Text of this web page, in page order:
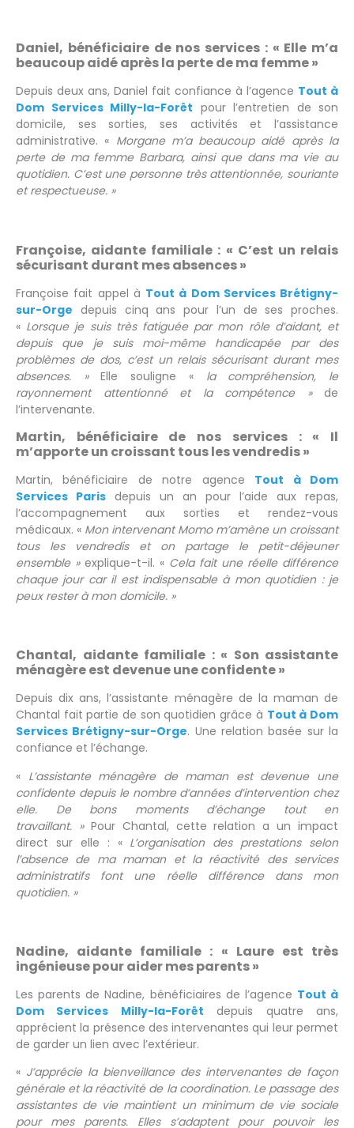
Daniel, bénéficiaire de nos services : « Elle m’a
beaucoup aidé après la perte de ma femme »
Depuis deux ans, Daniel fait confiance à l’agence Tout à
Dom Services Milly-la-Forêt pour l’entretien de son
domicile, ses sorties, ses activités et l’assistance
administrative. « Morgane m’a beaucoup aidé après la
perte de ma femme Barbara, ainsi que dans ma vie au
quotidien. C’est une personne très attentionnée, souriante
et respectueuse. »
Françoise, aidante familiale : « C’est un relais
sécurisant durant mes absences »
Françoise fait appel à Tout à Dom Services Brétigny-
sur-Orge depuis cinq ans pour l’un de ses proches.
« Lorsque je suis très fatiguée par mon rôle d’aidant, et
depuis que je suis moi-même handicapée par des
problèmes de dos, c’est un relais sécurisant durant mes
absences. »Elle souligne « la
compréhension, le
rayonnement attentionné et la compétence »de
l’intervenante.
Martin, bénéficiaire de nos services : « Il
m’apporte un croissant tous les vendredis »
Martin, bénéficiaire de notre agence Tout à Dom
Services Paris depuis un an pour l’aide aux repas,
l’accompagnement aux sorties et rendez-vous
médicaux. « Mon intervenant Momo m’amène un croissant
tous les vendredis et on partage le petit-déjeuner
ensemble »explique-t-il. « Cela fait une réelle différence
chaque jour car il est indispensable à mon quotidien : je
peux rester à mon domicile. »
Chantal, aidante familiale : « Son assistante
ménagère est devenue une confidente »
Depuis dix ans, l’assistante ménagère de la maman de
Chantal fait partie de son quotidien grâce à Tout à Dom
Services Brétigny-sur-Orge. Une relation basée sur la
confiance et l’échange.
« L’assistante ménagère de maman est devenue une
confidente depuis le nombre d’années d’intervention chez
elle. De bons moments d’échange tout en
travaillant. »Pour Chantal, cette relation a un impact
direct sur elle : « L’organisation des prestations selon
l’absence de ma maman et la réactivité des services
administratifs font une réelle différence dans mon
quotidien. »
Nadine, aidante familiale : « Laure est très
ingénieuse pour aider mes parents »
Les parents de Nadine, bénéficiaires de l’agence Tout à
Dom Services Milly-la-Forêt depuis quatre ans,
apprécient la présence des intervenantes qui leur permet
de garder un lien avec l’extérieur.
« J’apprécie la bienveillance des intervenantes de façon
générale et la réactivité de la coordination. Le passage des
assistantes de vie maintient un minimum de vie sociale
pour mes parents. Elles s’adaptent pour pouvoir les